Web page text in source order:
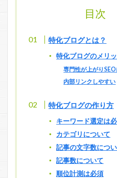
目次
特化ブログとは？
特化ブログのメリ
専門性が上がり
内部リンクしやすい
特化ブログの作り方
キーワード選定は
カテゴリについて
記事の文字数につ
記事数について
順位計測は必須